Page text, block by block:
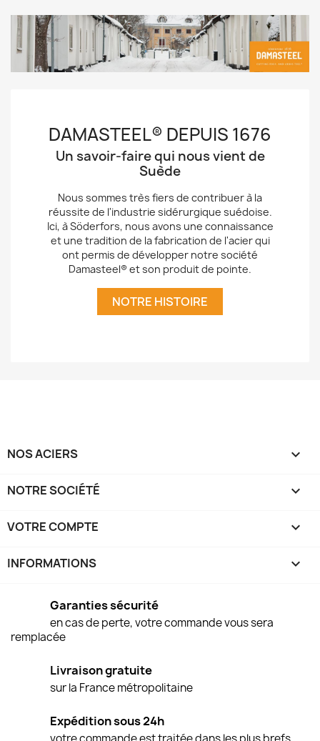
DAMASTEEL® DEPUIS 1676
Un savoir-faire qui nous vient de
Suède
Nous sommes très fiers de contribuer à la
réussite de l'industrie sidérurgique suédoise.
Ici, à Söderfors, nous avons une connaissance
et une tradition de la fabrication de l'acier qui
ont permis de développer notre société
Damasteel® et son produit de pointe.
NOTRE HISTOIRE
NOS ACIERS 
NOTRE SOCIÉTÉ 
VOTRE COMPTE 
INFORMATIONS keyboard_arrow_down
Garanties sécurité
en cas de perte, votre commande vous sera
remplacée
Livraison gratuite
sur la France métropolitaine
Expédition sous 24h